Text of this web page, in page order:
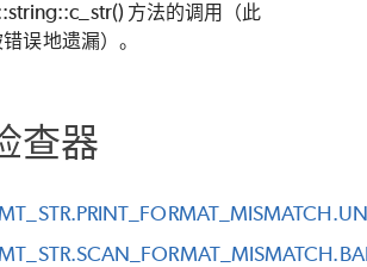
方法的调用（此
误地遗漏）。
查器